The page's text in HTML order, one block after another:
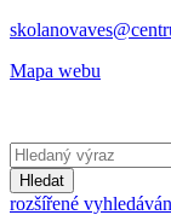
Mapa webu
Hledat
rozšířené